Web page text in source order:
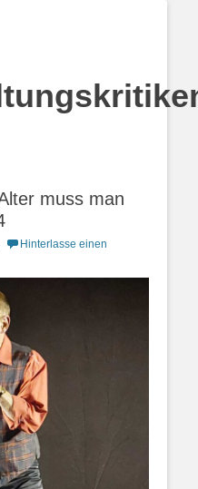
muss man
Hinterlasse einen